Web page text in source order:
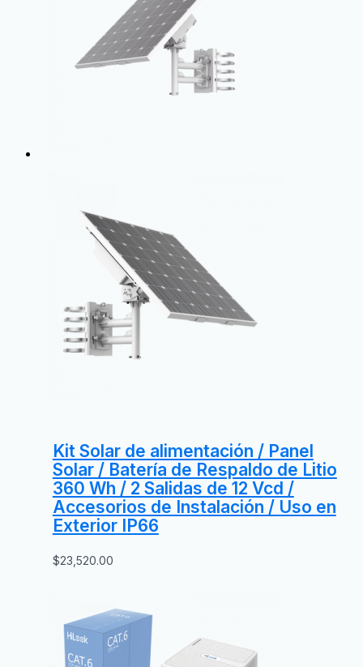
Kit Solar de alimentación / Panel
Solar / Batería de Respaldo de Litio
360 Wh / 2 Salidas de 12 Vcd /
Accesorios de Instalación / Uso en
Exterior IP66
$23,520.00